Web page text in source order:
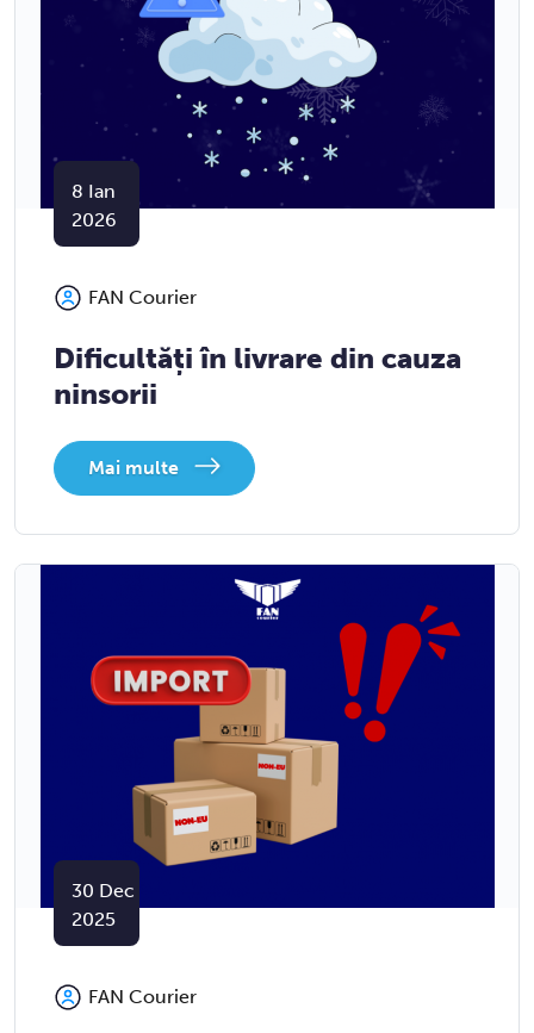
8 Ian
2026
FAN Courier
Dificultăți în livrare din cauza
ninsorii
Mai multe
30 Dec
2025
FAN Courier